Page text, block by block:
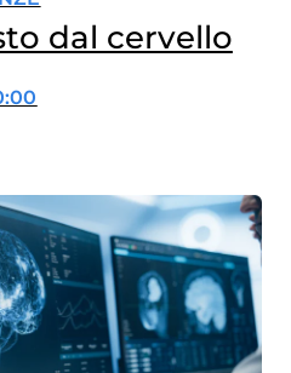
dal cervello